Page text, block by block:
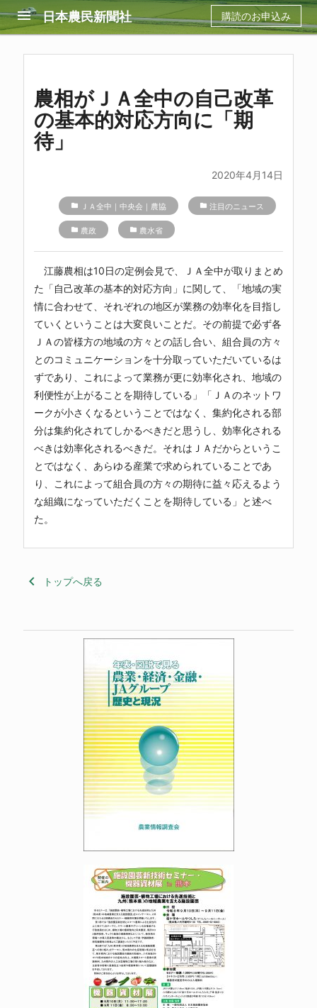
menu 日本農民新聞社 購読のお申込み
農相がＪＡ全中の自己改革
の基本的対応方向に「期
待」
2020年4月14日
folder ＪＡ全中｜中央会｜農協 folder 注目のニュース
folder 農政 folder 農水省
江藤農相は10日の定例会見で、 ＪＡ全中が取りまとめ
た「自己改革の基本的対応方向」に関して、「地域の実
情に合わせて、それぞれの地区が業務の効率化を目指し
ていくということは大変良いことだ。その前提で必ず各
ＪＡの皆様方の地域の方々との話し合い、組合員の方々
とのコミュニケーションを十分取っていただいているは
ずであり、これによって業務が更に効率化され、地域の
利便性が上がることを期待している」「ＪＡのネットワ
ークが小さくなるということではなく、集約化される部
分は集約化されてしかるべきだと思うし、効率化される
べきは効率化されるべきだ。それはＪＡだからというこ
とではなく、あらゆる産業で求められていることであ
り、これによって組合員の方々の期待に益々応えるよう
な組織になっていただくことを期待している」と述べ
た。
keyboard_arrow_left トップへ戻る